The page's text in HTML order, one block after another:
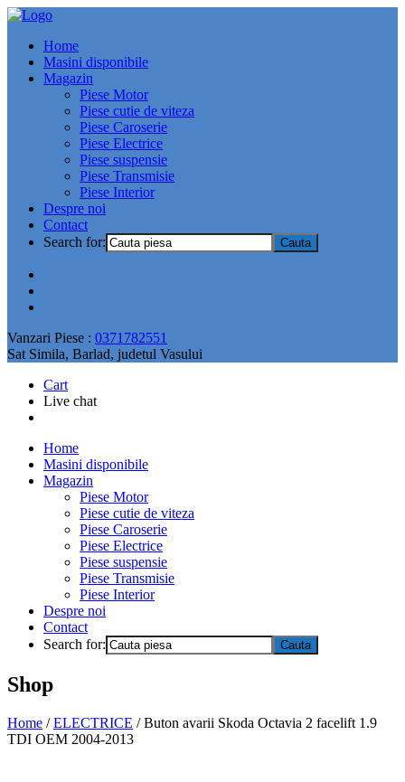
Home
Masini disponibile
Magazin
Piese Motor
Piese cutie de viteza
Piese Caroserie
Piese Electrice
Piese suspensie
Piese Transmisie
Piese Interior
Despre noi
Contact
Search for:
Vanzari Piese : 0371782551
Sat Simila, Barlad, judetul Vasului
Cart
Live chat
Home
Masini disponibile
Magazin
Piese Motor
Piese cutie de viteza
Piese Caroserie
Piese Electrice
Piese suspensie
Piese Transmisie
Piese Interior
Despre noi
Contact
Search for:
Shop
Home /ELECTRICE / Buton avarii Skoda Octavia 2 facelift 1.9
TDI OEM 2004-2013